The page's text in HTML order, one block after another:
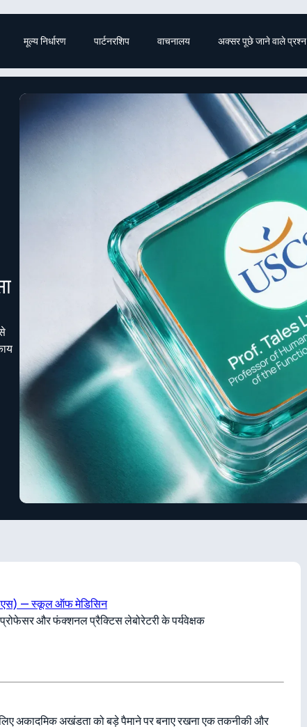
मूल्य निर्धारण पार्टनरशिप वाचनालय अक्सर पूछे जाने वाले प्रश्न
— स्कूल ऑफ मेडिसिन
और फंक्शनल प्रैक्टिस लेबोरेटरी के पर्यवेक्षक
अकादमिक अखंडता को बड़े पैमाने पर बनाए रखना एक तकनीकी और